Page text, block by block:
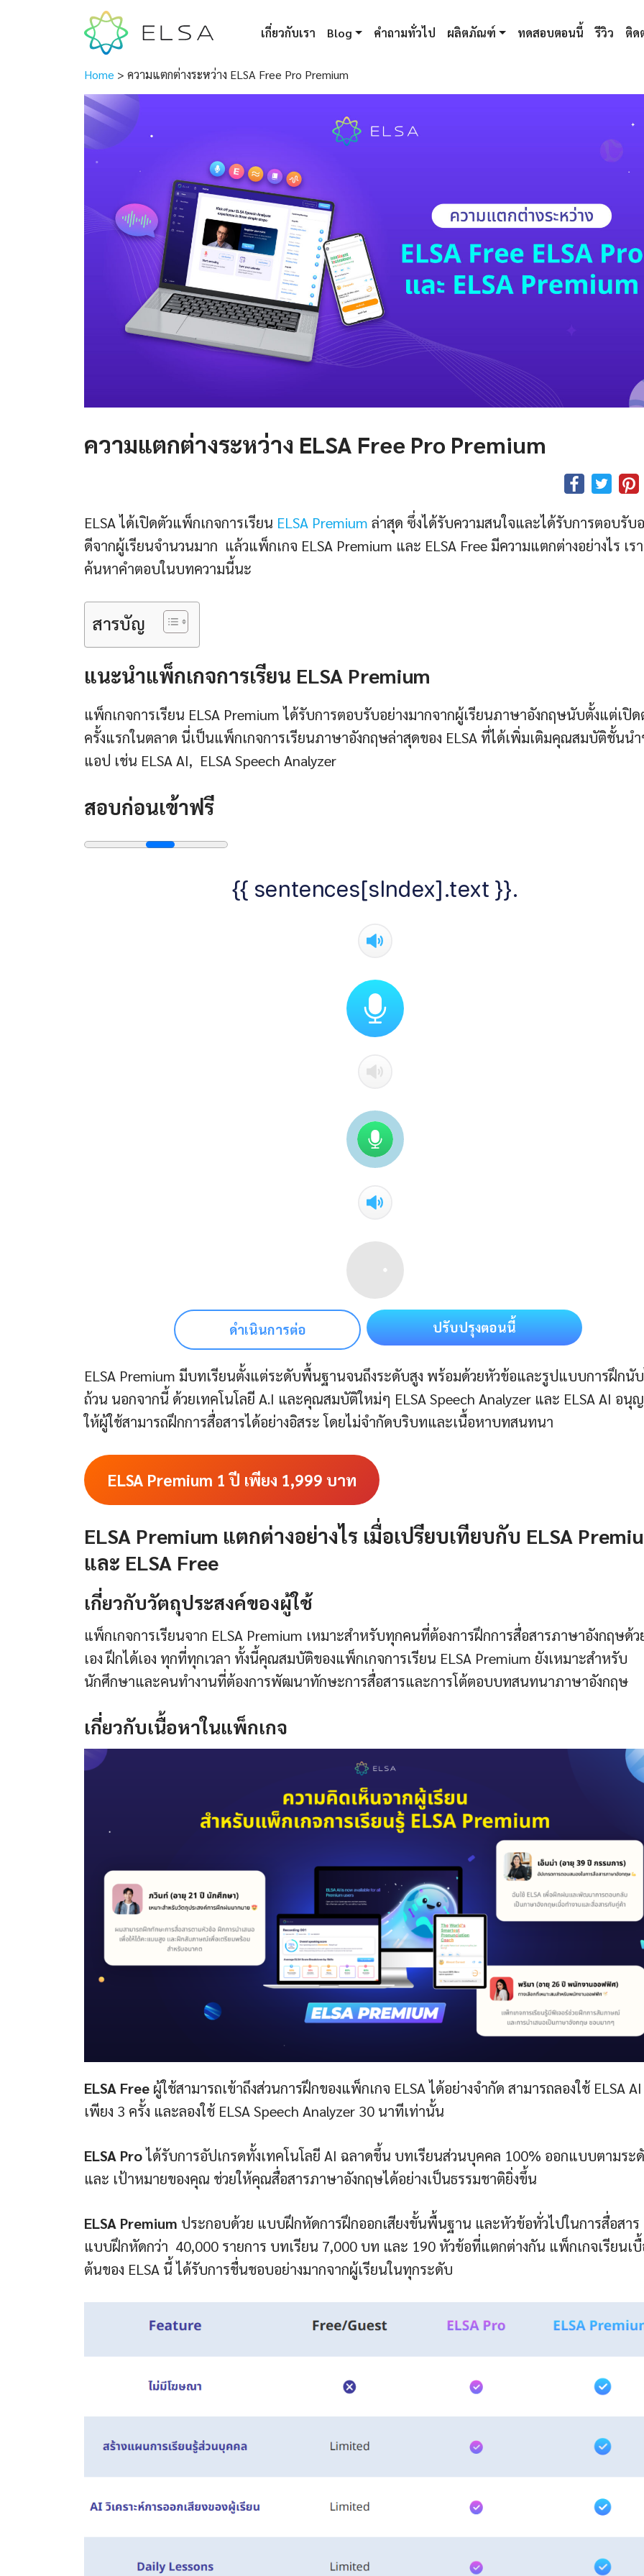
เกี่ยวกับเรา Blog คำถามทั่วไป ผลิตภัณฑ์ ทดสอบตอนนี้ รีวิว ติด
Home > ความแตกต่างระหว่าง ELSA Free Pro Premium
ความแตกต่างระหว่าง ELSA Free Pro Premium
ELSA ได้เปิดตัวแพ็กเกจการเรียน ELSA Premium ล่าสุด ซึ่งได้รับความสนใจและได้รับการตอบรับ
ดีจากผู้เรียนจำนวนมาก แล้วแพ็กเกจ ELSA Premium และ ELSA Free มีความแตกต่างอย่างไร เร
ค้นหาคำตอบในบทความนี้นะ
สารบัญ
แนะนำแพ็กเกจการเรียน ELSA Premium
แพ็กเกจการเรียน ELSA Premium ได้รับการตอบรับอย่างมากจากผู้เรียนภาษาอังกฤษนับตั้งแต่เปิด
ครั้งแรกในตลาด นี่เป็นแพ็กเกจการเรียนภาษาอังกฤษล่าสุดของ ELSA ที่ได้เพิ่มเติมคุณสมบัติชั้นนำ
แอป เช่น ELSA AI, ELSA Speech Analyzer
สอบก่อนเข้าฟรี
{{ sentences[sIndex].text }}.
ดำเนินการต่อ ปรับปรุงตอนนี้
ELSA Premium มีบทเรียนตั้งแต่ระดับพื้นฐานจนถึงระดับสูง พร้อมด้วยหัวข้อและรูปแบบการฝึกนั
ถ้วน นอกจากนี้ ด้วยเทคโนโลยี A.I และคุณสมบัติใหม่ๆ ELSA Speech Analyzer และ ELSA AI อนุ
ให้ผู้ใช้สามารถฝึกการสื่อสารได้อย่างอิสระ โดยไม่จำกัดบริบทและเนื้อหาบทสนทนา
ELSA Premium 1 ปี เพียง 1,999 บาท
ELSA Premium แตกต่างอย่างไร เมื่อเปรียบเทียบกับ ELSA
และ ELSA Free
เกี่ยวกับวัตถุประสงค์ของผู้ใช้
แพ็กเกจการเรียนจาก ELSA Premium เหมาะสำหรับทุกคนที่ต้องการฝึกการสื่อสารภาษาอังกฤษด้ว
เอง ฝึกได้เอง ทุกที่ทุกเวลา ทั้งนี้คุณสมบัติของแพ็กเกจการเรียน ELSA Premium ยังเหมาะสำหรับ
นักศึกษาและคนทำงานที่ต้องการพัฒนาทักษะการสื่อสารและการโต้ตอบบทสนทนาภาษาอังกฤษ
เกี่ยวกับเนื้อหาในแพ็กเกจ
ELSA Free ผู้ใช้สามารถเข้าถึงส่วนการฝึกของแพ็กเกจ ELSA ได้อย่างจำกัด สามารถลองใช้ ELSA
เพียง 3 ครั้ง และลองใช้ ELSA Speech Analyzer 30 นาทีเท่านั้น
ELSA Proได้รับการอัปเกรดทั้งเทคโนโลยี AI ฉลาดขึ้น บทเรียนส่วนบุคคล 100% ออกแบบตามระ
และ เป้าหมายของคุณ ช่วยให้คุณสื่อสารภาษาอังกฤษได้อย่างเป็นธรรมชาติยิ่งขึ้น
ELSA Premium ประกอบด้วย แบบฝึกหัดการฝึกออกเสียงขั้นพื้นฐาน และหัวข้อทั่วไปในการสื่อสาร
แบบฝึกหัดกว่า 40,000 รายการ บทเรียน 7,000 บท และ 190 หัวข้อที่แตกต่างกัน แพ็กเกจเรียนเบื้
ต้นของ ELSA นี้ ได้รับการชื่นชอบอย่างมากจากผู้เรียนในทุกระดับ